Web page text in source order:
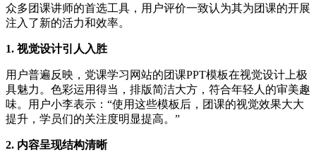
众多团课讲师的首选工具，用户评价一致认为其为团课的开展
注入了新的活力和效率。
1. 视觉设计引人入胜
用户普遍反映，党课学习网站的团课PPT模板在视觉设计上极
具魅力。色彩运用得当，排版简洁大方，符合年轻人的审美趣
味。用户小李表示：“使用这些模板后，团课的视觉效果大大
提升，学员们的关注度明显提高。”
2. 内容呈现结构清晰